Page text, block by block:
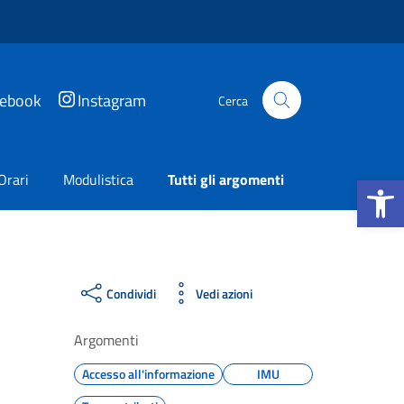
Apri la
Instagram Cerca
Modulistica Tutti gli argomenti
Condividi Vedi azioni
Argomenti
Accesso all'informazione
IMU